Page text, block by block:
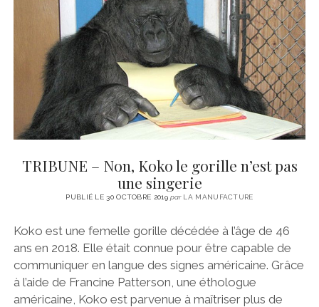
CINÉMA
LITTÉRATURE
ÉCONOMIE
SPORT
MÉDIAS
instagram
email
email-
form
TRIBUNE – Non, Koko le gorille n’est pas
une singerie
PUBLIÉ LE 30 OCTOBRE 2019parLA MANUFACTURE
Koko est une femelle gorille décédée à l’âge de 46
ans en 2018. Elle était connue pour être capable de
communiquer en langue des signes américaine. Grâce
à l’aide de Francine Patterson, une éthologue
américaine, Koko est parvenue à maîtriser plus de